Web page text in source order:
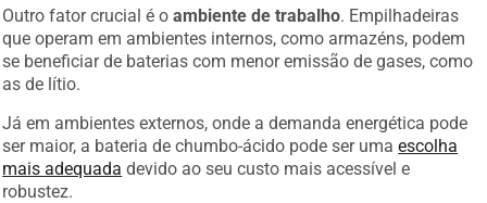
Outro fator crucial é oambiente de trabalho. Empilhadeiras
que operam em ambientes internos, como armazéns, podem
se beneficiar de baterias com menor emissão de gases, como
as de lítio.
Já em ambientes externos, onde a demanda energética pode
ser maior, a bateria de chumbo-ácido pode ser umaescolha
mais adequada devido ao seu custo mais acessível e
robustez.